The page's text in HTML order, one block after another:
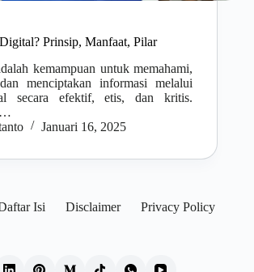
Prinsip, Manfaat, Pilar
kemampuan untuk memahami,
menciptakan informasi melalui
secara efektif, etis, dan kritis.
Januari 16, 2025
Isi Disclaimer Privacy Policy